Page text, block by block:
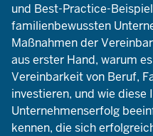
und Best-Practice-
familienbewussten
Maßnahmen der
aus erster Hand, warum
Vereinbarkeit von Beruf,
investieren, und wie
Unternehmenserfolg
kennen, die sich